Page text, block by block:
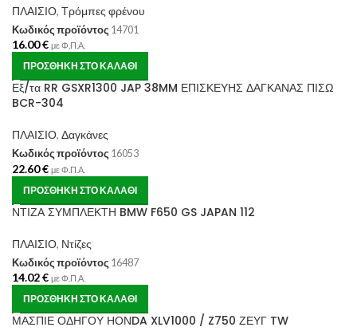
ΠΛΑΙΣΙΟ, Τρόμπες φρένου
Κωδικός προϊόντος 14701
16.00€ με Φ.Π.Α.
ΠΡΟΣΘΉΚΗ ΣΤΟ ΚΑΛΆΘΙ
Εξ/τα RR GSXR1300 JAP 38MM ΕΠΙΣΚΕΥΗΣ ΔΑΓΚΑΝΑΣ ΠΙΣΩ
BCR-304
ΠΛΑΙΣΙΟ, Δαγκάνες
Κωδικός προϊόντος 16053
22.60€ με Φ.Π.Α.
ΠΡΟΣΘΉΚΗ ΣΤΟ ΚΑΛΆΘΙ
ΝΤΙΖΑ ΣΥΜΠΛΕΚΤΗ BMW F650 GS JAPAN 112
ΠΛΑΙΣΙΟ, Ντίζες
Κωδικός προϊόντος 16487
14.02€ με Φ.Π.Α.
ΠΡΟΣΘΉΚΗ ΣΤΟ ΚΑΛΆΘΙ
ΜΑΣΠΙΕ ΟΔΗΓΟΥ ΗΟΝDA XLV1000 / Z750 ΖΕΥΓ TW